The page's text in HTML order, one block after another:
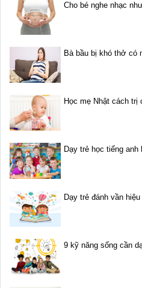
Cho bé nghe nhạc
Bà bầu bị khó thở có
Học mẹ Nhật cách trị
Dạy trẻ học tiếng anh
Dạy trẻ đánh vần hiệu
9 kỹ năng sống cần